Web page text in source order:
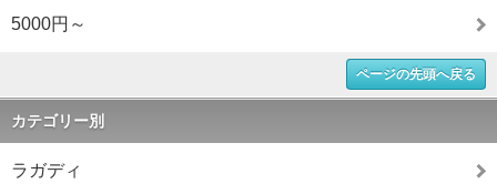
5000円～
ページの先頭へ戻る
カテゴリー別
ラガディ